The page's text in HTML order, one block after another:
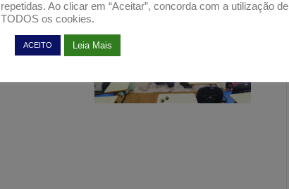
repetidas. Ao clicar em “Aceitar”, concorda com a utilização de
TODOS os cookies.
ACEITO Leia Mais